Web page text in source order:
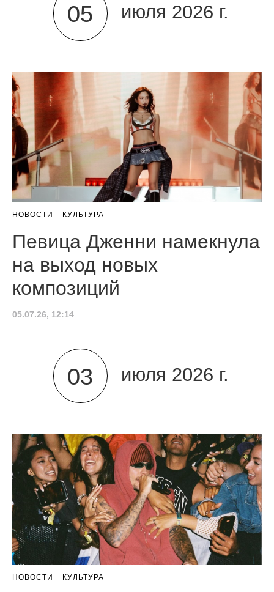
05 июля 2026 г.
НОВОСТИ КУЛЬТУРА
Певица Дженни намекнула
на выход новых
композиций
05.07.26, 12:14
03 июля 2026 г.
НОВОСТИ КУЛЬТУРА